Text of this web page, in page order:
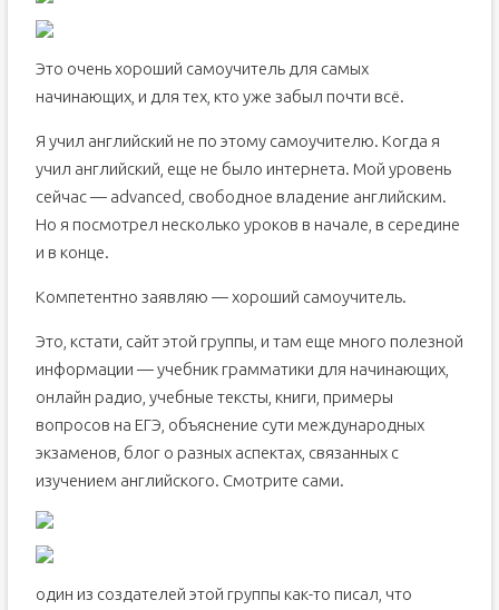
Это очень хороший самоучитель для самых
начинающих, и для тех, кто уже забыл почти всё.
Я учил английский не по этому самоучителю. Когда я
учил английский, еще не было интернета. Мой уровень
сейчас — advanced, свободное владение английским.
Но я посмотрел несколько уроков в начале, в середине
и в конце.
Компетентно заявляю — хороший самоучитель.
Это, кстати, сайт этой группы, и там еще много полезной
информации — учебник грамматики для начинающих,
онлайн радио, учебные тексты, книги, примеры
вопросов на ЕГЭ, объяснение сути международных
экзаменов, блог о разных аспектах, связанных с
изучением английского. Смотрите сами.
один из создателей этой группы как-то писал, что